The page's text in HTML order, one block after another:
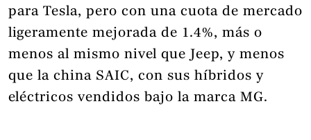
para Tesla, pero con una cuota de mercado
ligeramente mejorada de 1.4%, más o
menos al mismo nivel que Jeep, y menos
que la china SAIC, con sus híbridos y
eléctricos vendidos bajo la marca MG.